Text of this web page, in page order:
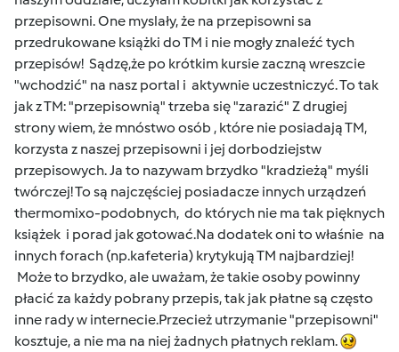
przepisowni. One myslały, że na przepisowni sa
przedrukowane książki do TM i nie mogły znaleźć tych
przepisów! Sądzę,że po krótkim kursie zaczną wreszcie
"wchodzić" na nasz portal i aktywnie uczestniczyć. To tak
jak z TM: "przepisownią" trzeba się "zarazić" Z drugiej
strony wiem, że mnóstwo osób , które nie posiadają TM,
korzysta z naszej przepisowni i jej dorbodziejstw
przepisowych. Ja to nazywam brzydko "kradzieżą" myśli
twórczej! To są najczęściej posiadacze innych urządzeń
thermomixo-podobnych, do których nie ma tak pięknych
książek i porad jak gotować.Na dodatek oni to właśnie na
innych forach (np.kafeteria) krytykują TM najbardziej!
Może to brzydko, ale uważam, że takie osoby powinny
płacić za każdy pobrany przepis, tak jak płatne są często
inne rady w internecie.Przecież utrzymanie "przepisowni"
kosztuje, a nie ma na niej żadnych płatnych reklam.